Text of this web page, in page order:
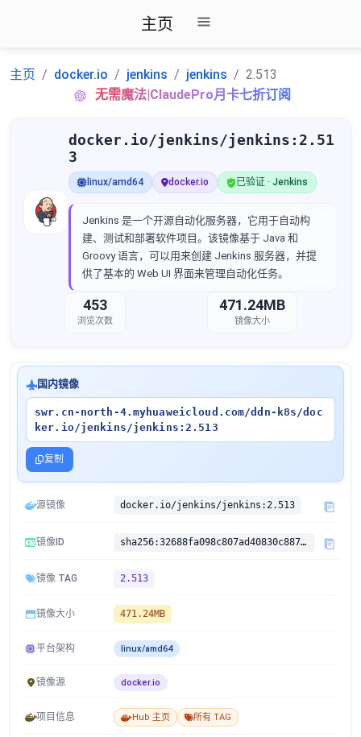
主页
主页 docker.io jenkins jenkins
2.513
无需魔法|ClaudePro月卡七折订阅
docker.io/jenkins/jenkins:2.51
3
linux/amd64 docker.io 已验证 · Jenkins
Jenkins 是一个开源自动化服务器，它用于自动构
建、测试和部署软件项目。该镜像基于 Java 和
Groovy 语言，可以用来创建 Jenkins 服务器，并提
供了基本的 Web UI 界面来管理自动化任务。
453
浏览次数
471.24MB
镜像大小
国内镜像
swr.cn-north-4.myhuaweicloud.com/ddn-k8s/doc
ker.io/jenkins/jenkins:2.513
复制
源镜像 docker.io/jenkins/jenkins:2.513
镜像ID sha256:32688fa098c807ad40830c8871bec2c95be6cfc7566495d09f8cccc32b84143f
镜像 TAG 2.513
镜像大小 471.24MB
平台架构 linux/amd64
镜像源 docker.io
项目信息 Hub 主页 所有 TAG